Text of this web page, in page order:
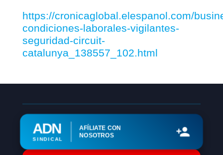
https://cronicaglobal.elespanol.com/
condiciones-laborales-vigilantes-
seguridad-circuit-
catalunya_138557_102.html
ADN
SINDICAL
AFÍLIATE CON
NOSOTROS